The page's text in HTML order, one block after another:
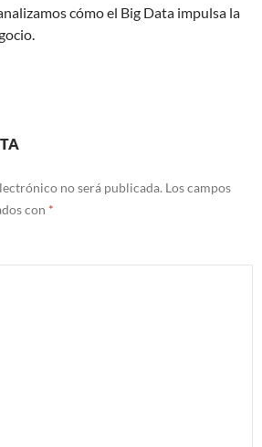
cómo el Big Data impulsa la
no será publicada. Los campos
con *